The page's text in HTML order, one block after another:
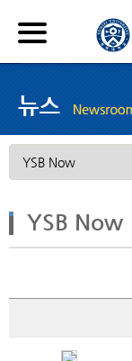
YSB Now